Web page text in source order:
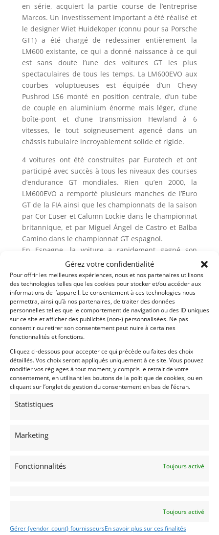
Gérez votre confidentialité
Pour offrir les meilleures expériences, nous et nos partenaires utilisons
des technologies telles que les cookies pour stocker et/ou accéder aux
informations de l’appareil. Le consentement à ces technologies nous
permettra, ainsi qu’à nos partenaires, de traiter des données
personnelles telles que le comportement de navigation ou des ID uniques
sur ce site et afficher des publicités (non-) personnalisées. Ne pas
consentir ou retirer son consentement peut nuire à certaines
fonctionnalités et fonctions.
Cliquez ci-dessous pour accepter ce qui précède ou faites des choix
détaillés. Vos choix seront appliqués uniquement à ce site. Vous pouvez
modifier vos réglages à tout moment, y compris le retrait de votre
consentement, en utilisant les boutons de la politique de cookies, ou en
cliquant sur l’onglet de gestion du consentement en bas de l’écran.
Statistiques
Marketing
Fonctionnalités Toujours activé
Toujours activé
Gérer {vendor_count} fournisseursEn savoir plus sur ces finalités
en série, acquiert la partie course de l’entreprise
Marcos. Un investissement important a été réalisé et
le designer Wiet Huidekoper (connu pour sa Porsche
GT1) a été chargé de redessiner entièrement la
LM600 existante, ce qui a donné naissance à ce qui
est sans doute l’une des voitures GT les plus
spectaculaires de tous les temps. La LM600EVO aux
courbes voluptueuses est équipée d’un Chevy
Pushrod LS6 monté en position centrale, d’un tube
de couple en aluminium énorme mais léger, d’une
boîte-pont et d’une transmission Hewland à 6
vitesses, le tout soigneusement agencé dans un
châssis tubulaire incroyablement solide et rigide.
4 voitures ont été construites par Eurotech et ont
participé avec succès à tous les niveaux des courses
d’endurance GT mondiales. Rien qu’en 2000, la
LM600EVO a remporté plusieurs manches de l’Euro
GT de la FIA ainsi que les championnats de la saison
par Cor Euser et Calumn Lockie dans le championnat
britannique, et par Miguel Ángel de Castro et Balba
Camino dans le championnat GT espagnol.
En Espagne, la voiture a rapidement gagné son
surnom de « La Bomba », qui est toujours fièrement
affiché sur le capot.
La voiture en vente a toujours été détenue et gérée
par Cor Euser qui, lorsque les courses GT1 et GT2 se
sont arrêtées, a continué à faire campagne pour la
voiture dans le Dutch Supercar Challenge. Suite à un
accident mineur à Zolder en 2012, Cor a décidé de
retirer la voiture.
Il y a quelques années, nous avons convaincu Cor de
reconstruire cette voiture spectaculaire pour lui
redonner sa gloire d’origine. Début 2023, alors que la
de la réunion des membres de Goodwood où il a
« Meilleure bande sonore du week-end ».
voiture dans la course Masters Endurance Legends à
La voiture est totalement prête pour la course et sera
la bienvenue dans d’autres courses d’endurance GT
Masters et/ou Peter Auto.